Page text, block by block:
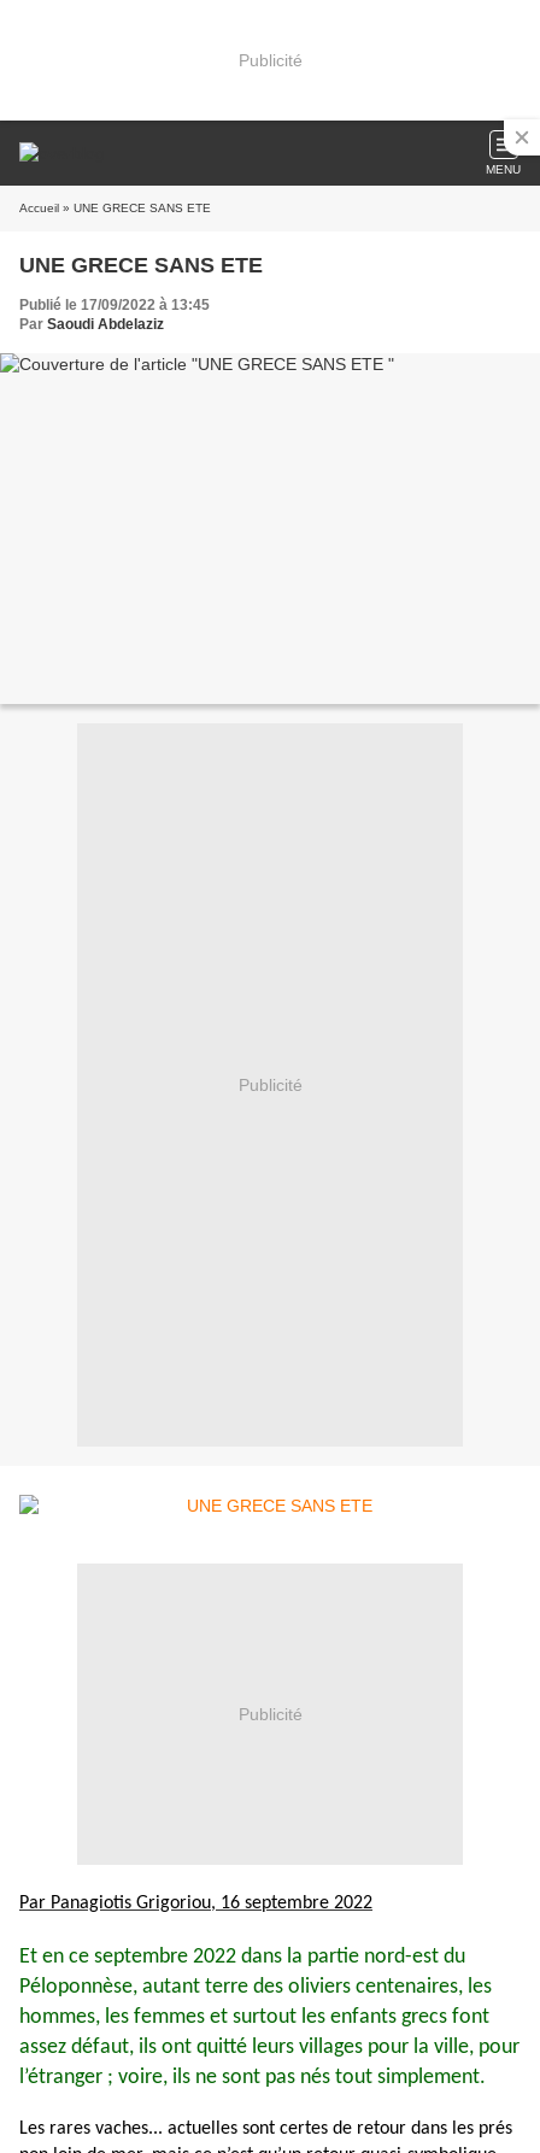
Publicité
MENU
Accueil » UNE GRECE SANS ETE
UNE GRECE SANS ETE
Publié le 17/09/2022 à 13:45
Par Saoudi Abdelaziz
Publicité
Publicité
Par Panagiotis Grigoriou, 16 septembre 2022
Et en ce septembre 2022 dans la partie nord-est du
Péloponnèse, autant terre des oliviers centenaires, les
hommes, les femmes et surtout les enfants grecs font
assez défaut, ils ont quitté leurs villages pour la ville, pour
l’étranger ; voire, ils ne sont pas nés tout simplement.
Les rares vaches... actuelles sont certes de retour dans les prés